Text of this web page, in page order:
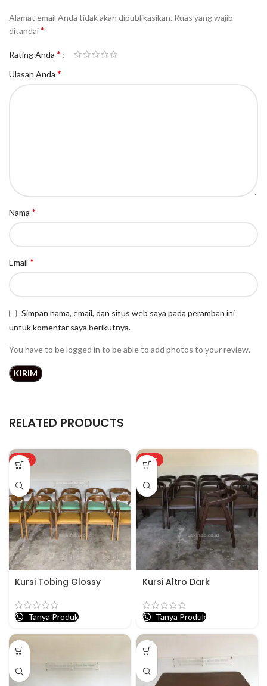
Alamat email Anda tidak akan dipublikasikan. Ruas yang wajib
ditandai*
Rating Anda *
Ulasan Anda *
Nama *
Email *
Simpan nama, email, dan situs web saya pada peramban ini
untuk komentar saya berikutnya.
You have to be logged in to be able to add photos to your review.
RELATED PRODUCTS
HOT
Kursi Tobing Glossy
Tanya Produk
HOT
Kursi Altro Dark
Tanya Produk